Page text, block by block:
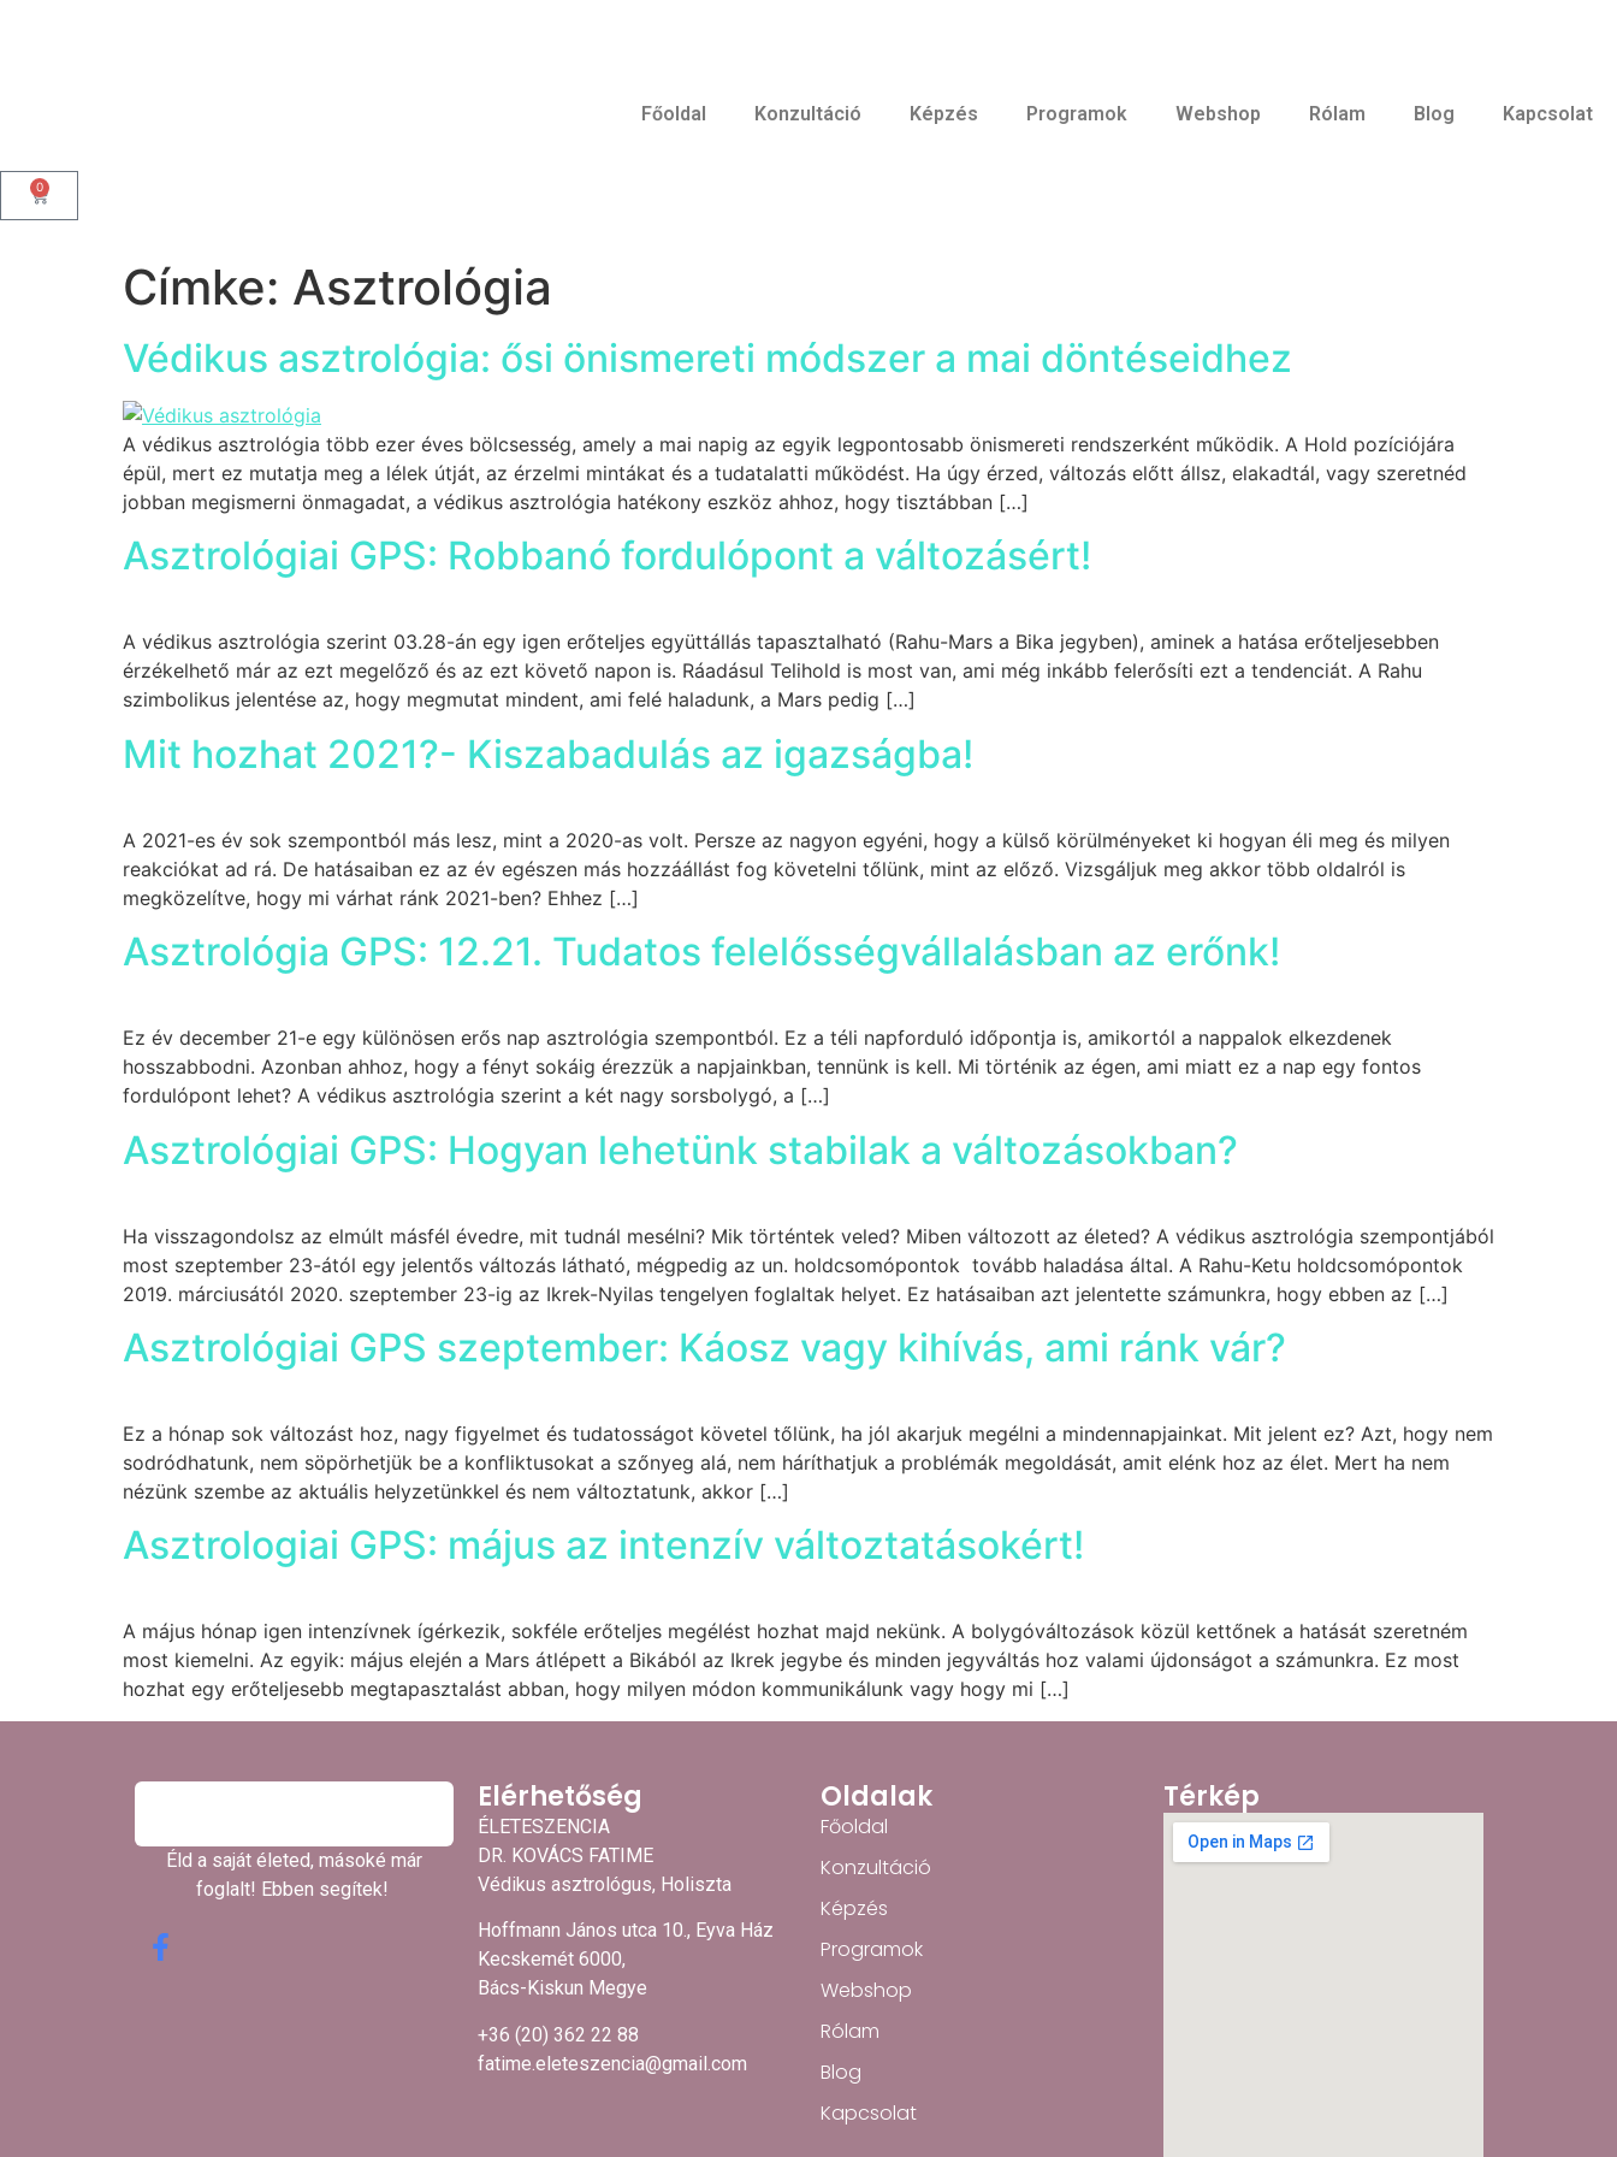
Főoldal Konzultáció Képzés Programok Webshop Rólam Blog Kapcsolat
0
Címke: Asztrológia
Védikus asztrológia: ősi önismereti módszer a mai döntéseidhez
A védikus asztrológia több ezer éves bölcsesség, amely a mai napig az egyik legpontosabb önismereti rendszerként működik. A Hold pozíciójára
épül, mert ez mutatja meg a lélek útját, az érzelmi mintákat és a tudatalatti működést. Ha úgy érzed, változás előtt állsz, elakadtál, vagy szeretnéd
jobban megismerni önmagadat, a védikus asztrológia hatékony eszköz ahhoz, hogy tisztábban […]
Asztrológiai GPS: Robbanó fordulópont a változásért!
A védikus asztrológia szerint 03.28-án egy igen erőteljes együttállás tapasztalható (Rahu-Mars a Bika jegyben), aminek a hatása erőteljesebben
érzékelhető már az ezt megelőző és az ezt követő napon is. Ráadásul Telihold is most van, ami még inkább felerősíti ezt a tendenciát. A Rahu
szimbolikus jelentése az, hogy megmutat mindent, ami felé haladunk, a Mars pedig […]
Mit hozhat 2021?- Kiszabadulás az igazságba!
A 2021-es év sok szempontból más lesz, mint a 2020-as volt. Persze az nagyon egyéni, hogy a külső körülményeket ki hogyan éli meg és milyen
reakciókat ad rá. De hatásaiban ez az év egészen más hozzáállást fog követelni tőlünk, mint az előző. Vizsgáljuk meg akkor több oldalról is
megközelítve, hogy mi várhat ránk 2021-ben? Ehhez […]
Asztrológia GPS: 12.21. Tudatos felelősségvállalásban az erőnk!
Ez év december 21-e egy különösen erős nap asztrológia szempontból. Ez a téli napforduló időpontja is, amikortól a nappalok elkezdenek
hosszabbodni. Azonban ahhoz, hogy a fényt sokáig érezzük a napjainkban, tennünk is kell. Mi történik az égen, ami miatt ez a nap egy fontos
fordulópont lehet? A védikus asztrológia szerint a két nagy sorsbolygó, a […]
Asztrológiai GPS: Hogyan lehetünk stabilak a változásokban?
Ha visszagondolsz az elmúlt másfél évedre, mit tudnál mesélni? Mik történtek veled? Miben változott az életed? A védikus asztrológia szempontjából
most szeptember 23-ától egy jelentős változás látható, mégpedig az un. holdcsomópontok tovább haladása által. A Rahu-Ketu holdcsomópontok
2019. márciusától 2020. szeptember 23-ig az Ikrek-Nyilas tengelyen foglaltak helyet. Ez hatásaiban azt jelentette számunkra, hogy ebben az […]
Asztrológiai GPS szeptember: Káosz vagy kihívás, ami ránk vár?
Ez a hónap sok változást hoz, nagy figyelmet és tudatosságot követel tőlünk, ha jól akarjuk megélni a mindennapjainkat. Mit jelent ez? Azt, hogy nem
sodródhatunk, nem söpörhetjük be a konfliktusokat a szőnyeg alá, nem háríthatjuk a problémák megoldását, amit elénk hoz az élet. Mert ha nem
nézünk szembe az aktuális helyzetünkkel és nem változtatunk, akkor […]
Asztrologiai GPS: május az intenzív változtatásokért!
A május hónap igen intenzívnek ígérkezik, sokféle erőteljes megélést hozhat majd nekünk. A bolygóváltozások közül kettőnek a hatását szeretném
most kiemelni. Az egyik: május elején a Mars átlépett a Bikából az Ikrek jegybe és minden jegyváltás hoz valami újdonságot a számunkra. Ez most
hozhat egy erőteljesebb megtapasztalást abban, hogy milyen módon kommunikálunk vagy hogy mi […]
Éld a saját életed, másoké már
foglalt! Ebben segítek! ​
Elérhetőség
ÉLETESZENCIA
DR. KOVÁCS FATIME
Védikus asztrológus, Holiszta
Hoffmann János utca 10., Eyva Ház
Kecskemét 6000,
Bács-Kiskun Megye
+36 (20) 362 22 88
fatime.eleteszencia@gmail.com
Oldalak
Főoldal
Konzultáció
Képzés
Programok
Webshop
Rólam
Blog
Kapcsolat
Térkép